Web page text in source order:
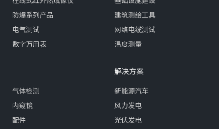
防爆系列产品
电气测试
数字万用表
建筑测绘工具
网络电缆测试
温度测量
气体检测
内窥镜
配件
解决方案
新能源汽车
风力发电
光伏发电